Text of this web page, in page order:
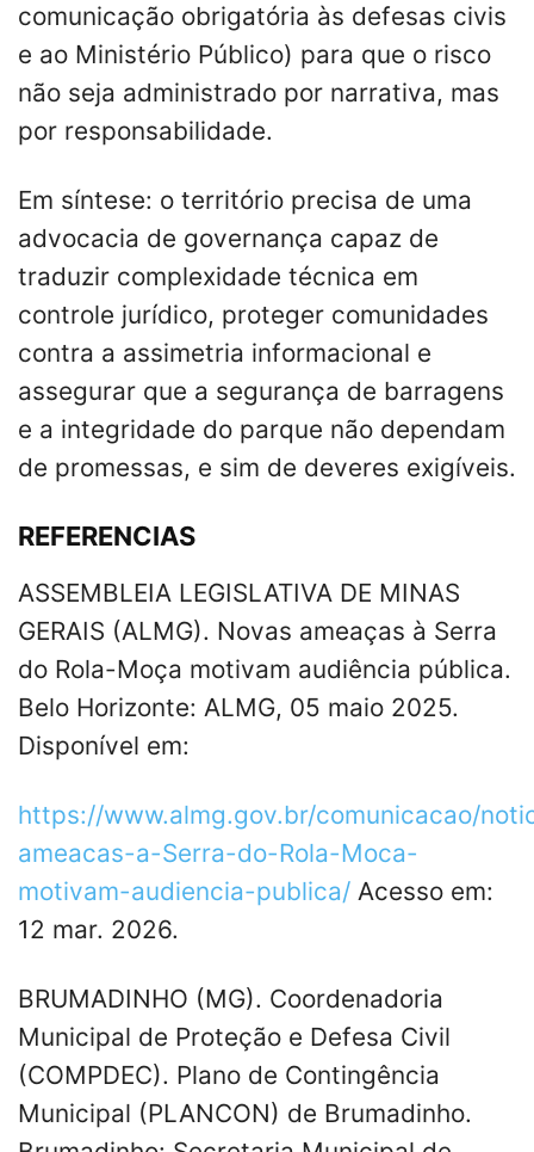
comunicação obrigatória às defesas civis
e ao Ministério Público) para que o risco
não seja administrado por narrativa, mas
por responsabilidade.
Em síntese: o território precisa de uma
advocacia de governança capaz de
traduzir complexidade técnica em
controle jurídico, proteger comunidades
contra a assimetria informacional e
assegurar que a segurança de barragens
e a integridade do parque não dependam
de promessas, e sim de deveres exigíveis.
REFERENCIAS
ASSEMBLEIA LEGISLATIVA DE MINAS
GERAIS (ALMG). Novas ameaças à Serra
do Rola-Moça motivam audiência pública.
Belo Horizonte: ALMG, 05 maio 2025.
Disponível em:
https://www.almg.gov.br/comunicacao/
ameacas-a-Serra-do-Rola-Moca-
motivam-audiencia-publica/ Acesso em:
12 mar. 2026.
BRUMADINHO (MG). Coordenadoria
Municipal de Proteção e Defesa Civil
(COMPDEC). Plano de Contingência
Municipal (PLANCON) de Brumadinho.